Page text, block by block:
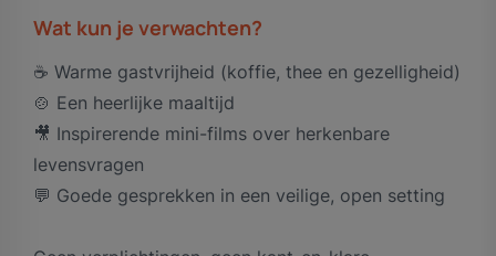
Wat kun je verwachten?
☕ Warme gastvrijheid (koffie, thee en gezelligheid)
🍲 Een heerlijke maaltijd
🎥 Inspirerende mini-films over herkenbare
levensvragen
💬 Goede gesprekken in een veilige, open setting